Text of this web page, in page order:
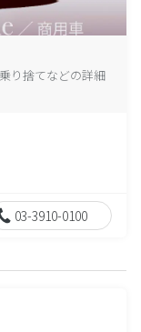
り捨てなどの詳細
03-3910-0100